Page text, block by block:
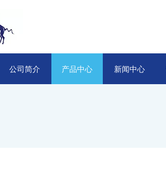
公司简介 产品中心 新闻中心